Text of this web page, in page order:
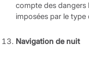
compte des dangers
imposées par le type
Navigation de nuit